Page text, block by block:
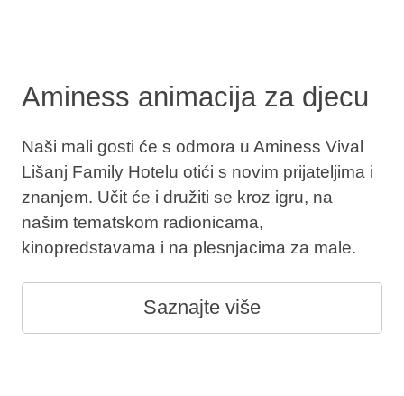
Aminess animacija za djecu
Naši mali gosti će s odmora u Aminess Vival
Lišanj Family Hotelu otići s novim prijateljima i
znanjem. Učit će i družiti se kroz igru, na
našim tematskom radionicama,
kinopredstavama i na plesnjacima za male.
Saznajte više